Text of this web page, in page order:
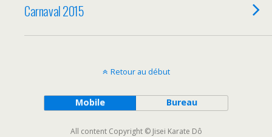
Carnaval 2015
Retour au début
Mobile Bureau
All content Copyright © Jisei Karate Dô